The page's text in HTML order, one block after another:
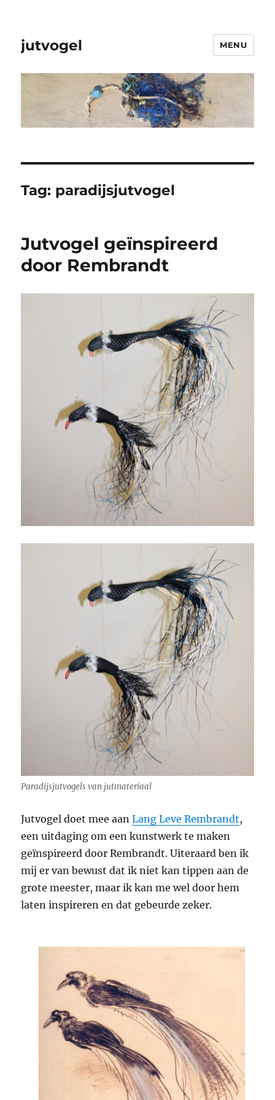
jutvogel MENU
Tag: paradijsjutvogel
Jutvogel geïnspireerd
door Rembrandt
Paradijsjutvogels van jutmateriaal
Jutvogel doet mee aanLang Leve Rembrandt,
een uitdaging om een kunstwerk te maken
geïnspireerd door Rembrandt. Uiteraard ben ik
mij er van bewust dat ik niet kan tippen aan de
grote meester, maar ik kan me wel door hem
laten inspireren en dat gebeurde zeker.